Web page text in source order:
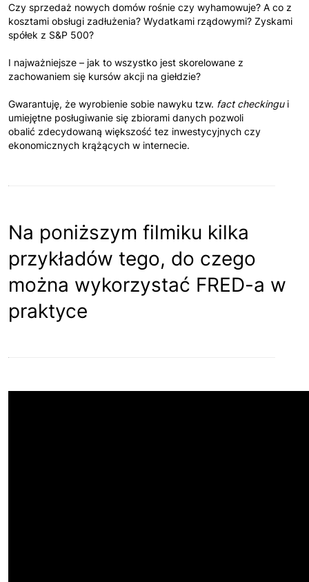
Czy sprzedaż nowych domów rośnie czy wyhamowuje? A co z
kosztami obsługi zadłużenia? Wydatkami rządowymi? Zyskami
spółek z S&P 500?
I najważniejsze – jak to wszystko jest skorelowane z
zachowaniem się kursów akcji na giełdzie?
Gwarantuję, że wyrobienie sobie nawyku tzw. fact checkingui
umiejętne posługiwanie się zbiorami danych pozwoli
obalić zdecydowaną większość tez inwestycyjnych czy
ekonomicznych krążących w internecie.
Na poniższym filmiku kilka
przykładów tego, do czego
można wykorzystać FRED-a w
praktyce